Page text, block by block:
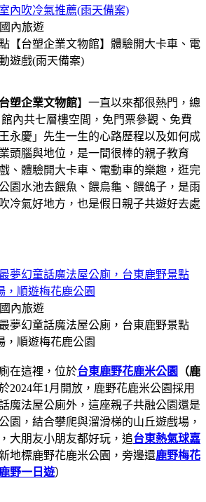
內吹冷氣推薦(雨天備案)
國內旅遊
台塑企業文物館】一直以來都很熱門，總
內共七層樓空間，免門票參觀、免費
永慶」先生一生的心路歷程以及如何成
頭腦與地位，是一間很棒的親子教育
、體驗開大卡車、電動車的樂趣，逛完
園水池去餵魚、餵烏龜、餵鴿子，是雨
冷氣好地方，也是假日親子共遊好去處
夢幻童話魔法屋公廁，台東鹿野景點
，順遊梅花鹿公園
國內旅遊
在這裡，位於台東鹿野花鹿米公園 （鹿
於2024年1月開放，鹿野花鹿米公園採用
魔法屋公廁外，這座親子共融公園還是
園，結合攀爬與溜滑梯的山丘遊戲場，
大朋友小朋友都好玩，追台東熱氣球嘉
地標鹿野花鹿米公園，旁邊還鹿野梅花
鹿野一日遊）